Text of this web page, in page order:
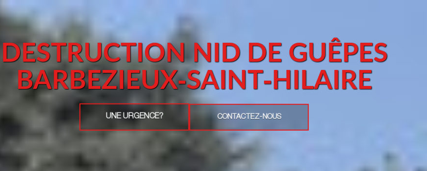
DESTRUCTION NID DE GUÊPES
BARBEZIEUX-SAINT-HILAIRE
UNE URGENCE? CONTACTEZ-NOUS